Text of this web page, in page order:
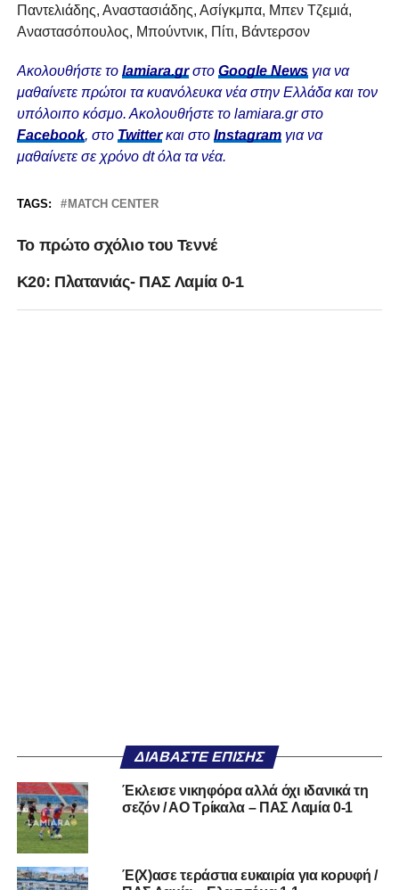
Παντελιάδης, Αναστασιάδης, Ασίγκμπα, Μπεν Τζεμιά,
Αναστασόπουλος, Μπούντνικ, Πίτι, Βάντερσον
Ακολουθήστε το lamiara.grστο Google Newsγια να
μαθαίνετε πρώτοι τα κυανόλευκα νέα στην Ελλάδα και τον
υπόλοιπο κόσμο. Ακολουθήστε το lamiara.gr στο
Facebook, στο Twitterκαι στο Instagram για να
μαθαίνετε σε χρόνο dt όλα τα νέα.
TAGS: MATCH CENTER
Το πρώτο σχόλιο του Τεννέ
K20: Πλατανιάς- ΠΑΣ Λαμία 0-1
ΔΙΑΒΆΣΤΕ ΕΠΊΣΗΣ
Έκλεισε νικηφόρα αλλά όχι ιδανικά τη
σεζόν / ΑΟ Τρίκαλα – ΠΑΣ Λαμία 0-1
Έ(Χ)ασε τεράστια ευκαιρία για κορυφή /